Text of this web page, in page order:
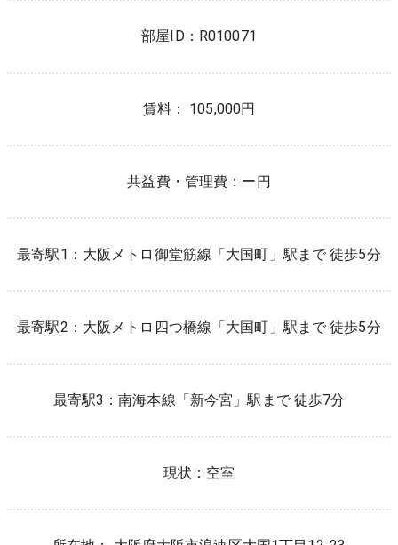
部屋ID： R010071
賃料： 105,000円
共益費・管理費： ー円
最寄駅1： 大阪メトロ御堂筋線 「大国町 」駅まで 徒歩5分
最寄駅2： 大阪メトロ四つ橋線 「大国町 」駅まで 徒歩5分
最寄駅3：南海本線 「新今宮 」駅まで 徒歩7分
現状： 空室